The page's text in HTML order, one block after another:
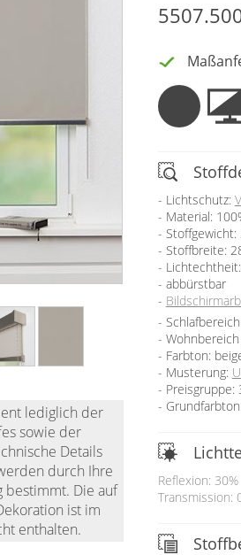
lediglich der
sowie der
Details
durch Ihre
bestimmt. Die auf
ist im
enthalten.
Lichtschutz:
Material:
Stoffgewicht:
Stoffbreite:
abbürstbar
Farbton:
Musterung:
Preisgruppe:
Reflexion: 30%
Transmission: